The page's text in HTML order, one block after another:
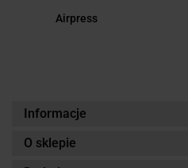
Airpress
Informacje
O sklepie